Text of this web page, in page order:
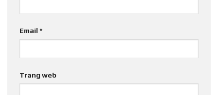
Email *
Trang web